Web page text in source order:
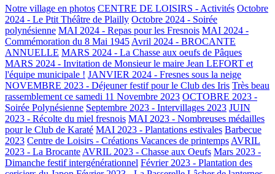
Notre village en photos CENTRE DE LOISIRS - Activités Octobre
2024 - Le Ptit Théâtre de Plailly Octobre 2024 - Soirée
polynésienne MAI 2024 - Repas pour les Fresnois MAI 2024 -
Commémoration du 8 Mai 1945Avril 2024 - BROCANTE
ANNUELLE MARS 2024 - La Chasse aux oeufs de Pâques
MARS 2024 - Invitation de Monsieur le maire Jean LEFORT et
l'équipe municipale ! JANVIER 2024 - Fresnes sous la neige
NOVEMBRE 2023 - Déjeuner festif pour le Club des Iris Très beau
rassemblement ce samedi 11 Novembre 2023 OCTOBRE 2023 -
Soirée Polynésienne Septembre 2023 - Intervillages 2023 JUIN
2023 - Récolte du miel fresnois MAI 2023 - Nombreuses médailles
pour le Club de Karaté MAI 2023 - Plantations estivales Barbecue
2023 Centre de Loisirs - Créations Vacances de printempsAVRIL
2023 - La BrocanteAVRIL 2023 - Chasse aux Oeufs Mars 2023 -
Dimanche festif intergénérationnel Février 2023 - Plantation des